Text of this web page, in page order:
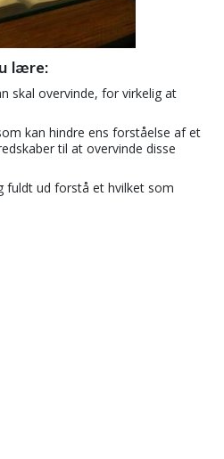
lære:
skal overvinde, for virkelig at
kan hindre ens forståelse af et
til at overvinde disse
fuldt ud forstå et hvilket som